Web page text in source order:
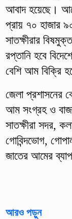
আবাদ হয়েছে।
প্রায় ৭০ হাজার
সাতক্ষীরার
রপ্তানি হবে
বেশি আম বিক্রি
জেলা প্রশাসনের
আম সংগ্রহ ও
সাতক্ষীরা সদর,
গোবিন্দভোগ,
জাতের আমের
আরও পড়ুন